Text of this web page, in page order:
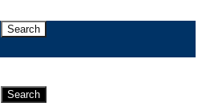
Search
Search